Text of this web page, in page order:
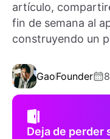
artículo,
fin de semana al
construyendo un
GaoFounder
Deja de perder